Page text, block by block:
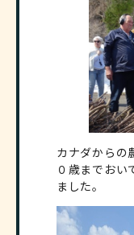
カナダからの
０歳までおい
ました。